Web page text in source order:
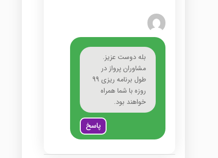
بله دوست عزیز.
مشاوران پرواز در
طول برنامه ریزی 99
روزه با شما همراه
خواهند بود.
پاسخ